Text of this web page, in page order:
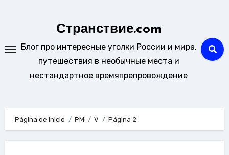
Странствие.com
Блог про интересные уголки России и мира,
путешествия в необычные места и
нестандартное времяпрепровождение
Página de inicio PM V Página 2